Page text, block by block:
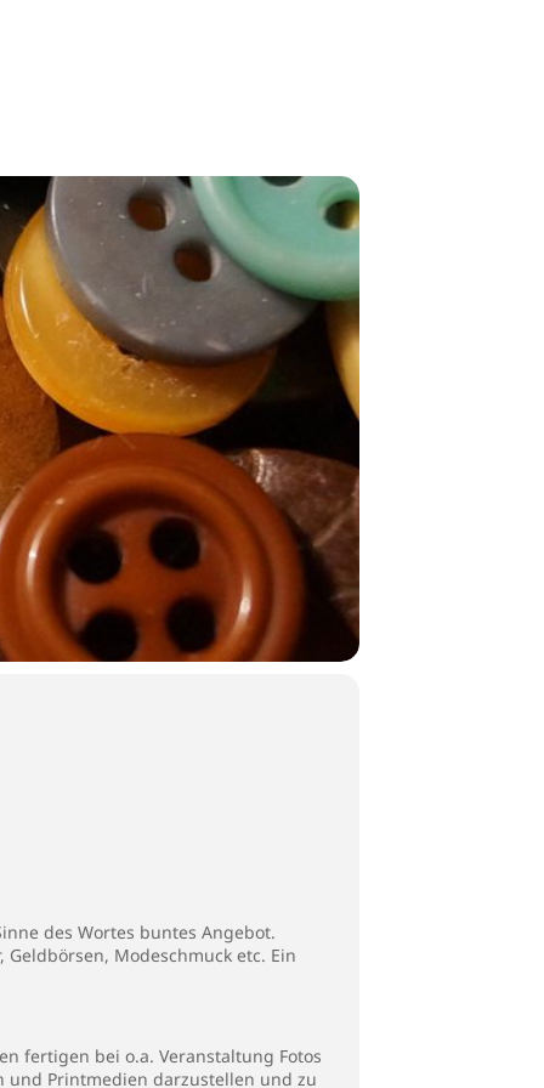
des Wortes buntes Angebot.
Modeschmuck etc. Ein
fertigen bei o.a. Veranstaltung Fotos
und Printmedien darzustellen und zu